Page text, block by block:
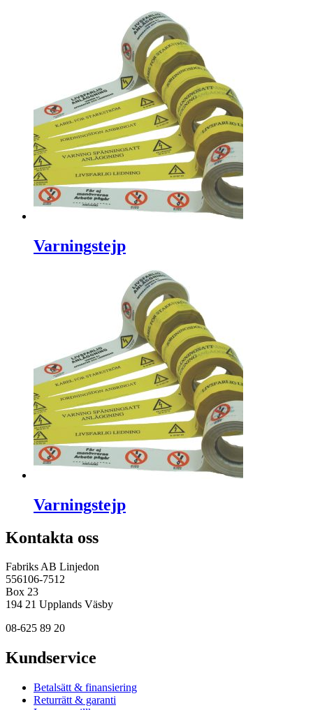
Varningstejp
Varningstejp
Kontakta oss
Fabriks AB Linjedon
556106-7512
Box 23
194 21 Upplands Väsby
08-625 89 20
Kundservice
Betalsätt & finansiering
Returrätt & garanti